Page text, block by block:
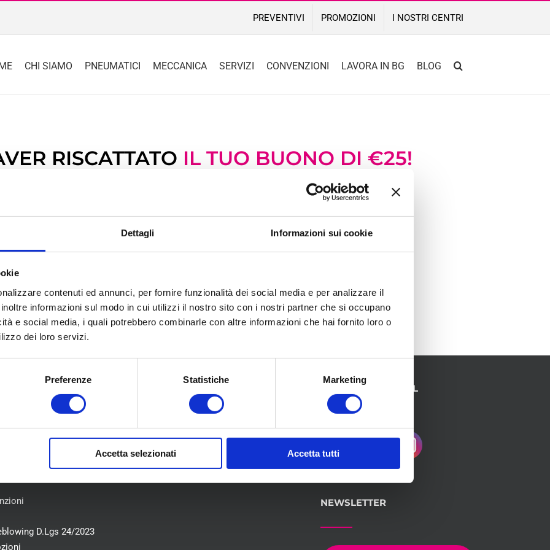
Dettagli Informazioni sui cookie
contenuti ed annunci, per fornire funzionalità dei social media e per analizzare il
informazioni sul modo in cui utilizzi il nostro sito con i nostri partner che si occupano
e social media, i quali potrebbero combinarle con altre informazioni che hai fornito loro o
dei loro servizi.
Preferenze Statistiche Marketing
Accetta selezionati Accetta tutti
PREVENTIVI PROMOZIONI I NOSTRI CENTRI
CHI SIAMO PNEUMATICI MECCANICA SERVIZI CONVENZIONI LAVORA IN BG BLOG
RISCATTATO IL TUO BUONO DI €25!
di €25 è già caricato sulla tua anagrafica e potrai utilizzarlo
per l’acquisto di pneumatici o per i servizi di meccanica.
il bonus sarà utilizzabile in tutti i nostri 7 centri Bologna Gomme.
I NOSTRI NEGOZI
D.Lgs 24/2023
Flotte Leasing
Gruppo Hera
SEGUICI SUI SOCIAL
NEWSLETTER